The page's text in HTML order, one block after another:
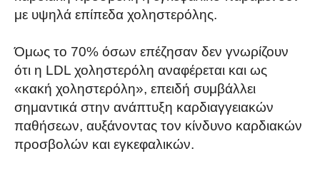
με υψηλά επίπεδα χοληστερόλης.
Όμως το 70% όσων επέζησαν δεν γνωρίζουν
ότι η LDL χοληστερόλη αναφέρεται και ως
«κακή χοληστερόλη», επειδή συμβάλλει
σημαντικά στην ανάπτυξη καρδιαγγειακών
παθήσεων, αυξάνοντας τον κίνδυνο καρδιακών
προσβολών και εγκεφαλικών.